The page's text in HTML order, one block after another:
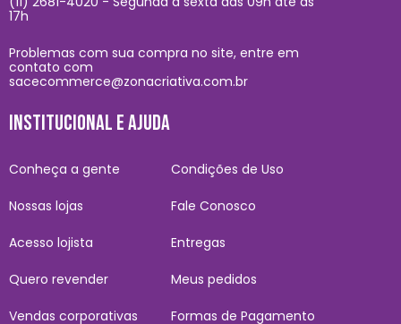
17h
Problemas com sua compra no site, entre em
contato com
sacecommerce@zonacriativa.com.br
INSTITUCIONAL E AJUDA
Conheça a gente
Nossas lojas
Acesso lojista
Quero revender
Vendas corporativas
Condições de Uso
Fale Conosco
Entregas
Meus pedidos
Formas de Pagamento